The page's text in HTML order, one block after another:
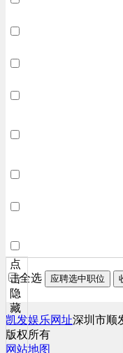
全选 应聘选中职位
凯发娱乐网址深圳市顺
版权所有
点
击
隐
藏
网站地图